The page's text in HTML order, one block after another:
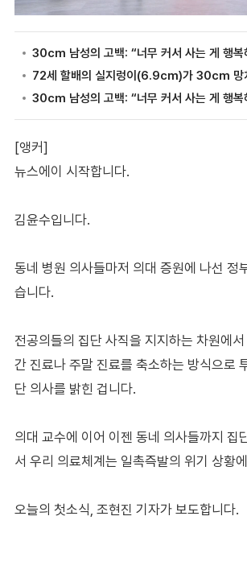
[앵커]
뉴스에이 시작합니다.
김윤수입니다.
동네 병원 의사들마저 의대 증원에 나선 정
습니다.
전공의들의 집단 사직을 지지하는 차원에
간 진료나 주말 진료를 축소하는 방식으로
단 의사를 밝힌 겁니다.
의대 교수에 이어 이젠 동네 의사들까지 집
서 우리 의료체계는 일촉즉발의 위기 상황
오늘의 첫소식, 조현진 기자가 보도합니다.